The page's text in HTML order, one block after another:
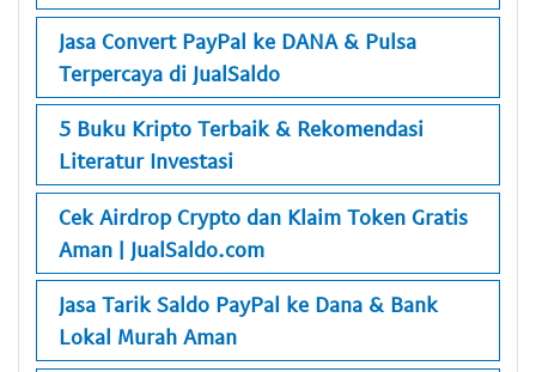
Jasa Convert PayPal ke DANA & Pulsa
Terpercaya di JualSaldo
5 Buku Kripto Terbaik & Rekomendasi
Literatur Investasi
Cek Airdrop Crypto dan Klaim Token Gratis
Aman | JualSaldo.com
Jasa Tarik Saldo PayPal ke Dana & Bank
Lokal Murah Aman